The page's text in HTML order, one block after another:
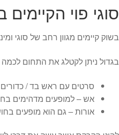
סוגי פוי הקיימים
בשוק קיימים מגוון רחב של סוגי
בגדול ניתן לקטלג את התחום לכמה
סרטים עם ראש בד / כדורים
אש – למופעים מדהימים
אורות – גם הוא מופעים